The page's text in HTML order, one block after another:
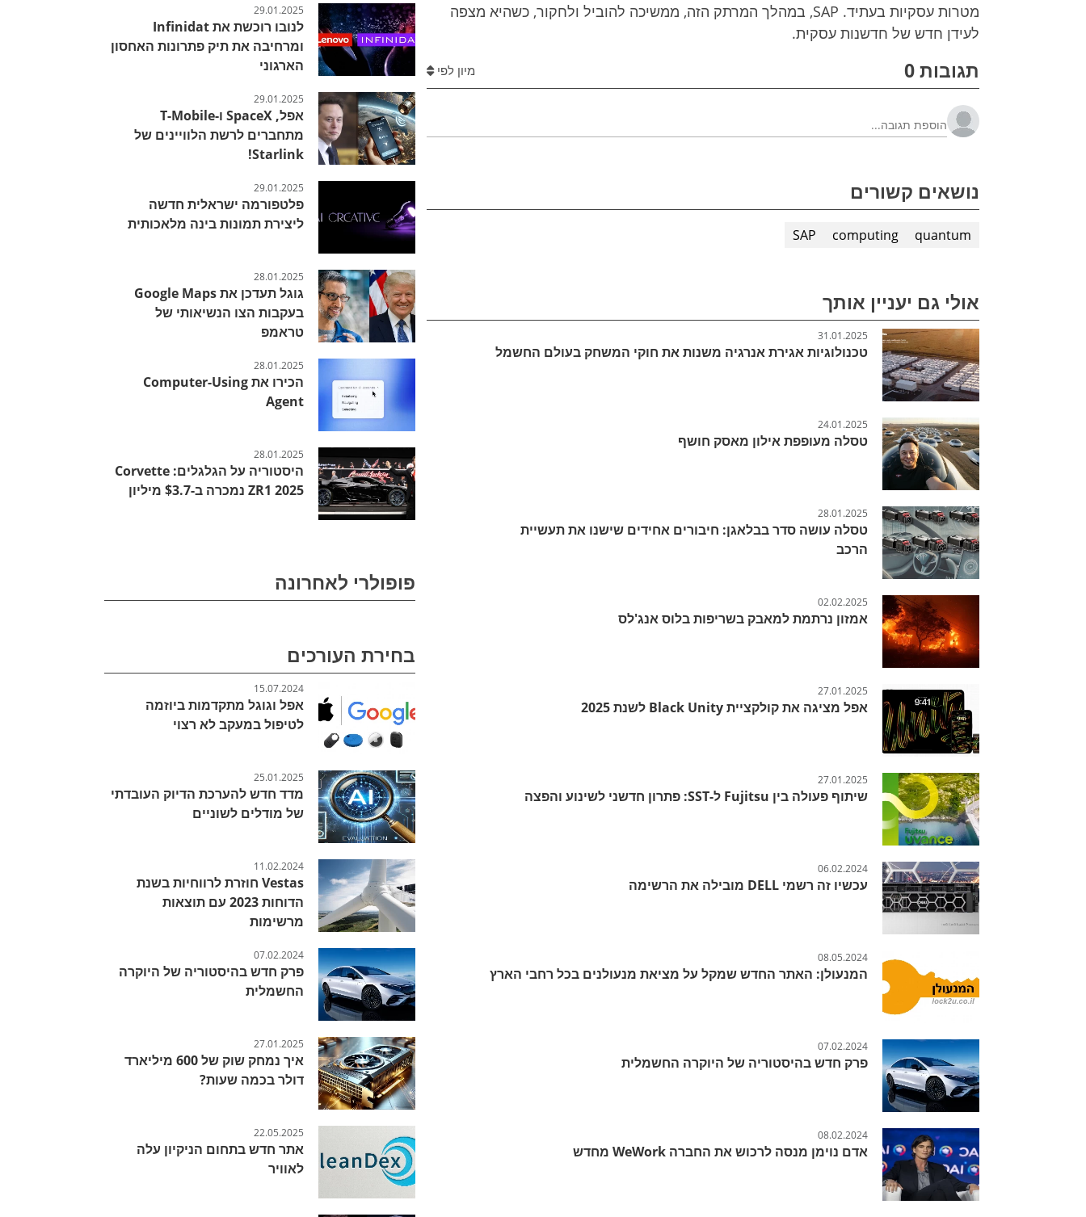
מטרות עסקיות בעתיד. SAP, במהלך המרתק הזה, ממשיכה להוביל ולחקור, כשהיא מצפה
לעידן חדש של חדשנות עסקית.
תגובות 0 מיון לפי
נושאים קשורים
quantum
computing
SAP
אולי גם יעניין אותך
31.01.2025
טכנולוגיות אגירת אנרגיה משנות את חוקי המשחק בעולם החשמל
24.01.2025
טסלה מעופפת אילון מאסק חושף
28.01.2025
טסלה עושה סדר בבלאגן: חיבורים אחידים שישנו את תעשיית
הרכב
02.02.2025
אמזון נרתמת למאבק בשריפות בלוס אנג'לס
27.01.2025
אפל מציגה את קולקציית Black Unity לשנת 2025
27.01.2025
שיתוף פעולה בין Fujitsu ל-SST: פתרון חדשני לשינוע והפצה
06.02.2024
עכשיו זה רשמי DELL מובילה את הרשימה
08.05.2024
המנעולן: האתר החדש שמקל על מציאת מנעולנים בכל רחבי הארץ
07.02.2024
פרק חדש בהיסטוריה של היוקרה החשמלית
08.02.2024
אדם נוימן מנסה לרכוש את החברה WeWork מחדש
29.01.2025
לנובו רוכשת את Infinidat
ומרחיבה את תיק פתרונות האחסון
הארגוני
29.01.2025
אפל, SpaceX ו-T-Mobile
מתחברים לרשת הלוויינים של
Starlink!
29.01.2025
פלטפורמה ישראלית חדשה
ליצירת תמונות בינה מלאכותית
28.01.2025
גוגל תעדכן את Google Maps
בעקבות הצו הנשיאותי של
טראמפ
28.01.2025
הכירו את Computer-Using
Agent
28.01.2025
היסטוריה על הגלגלים: Corvette
ZR1 2025 נמכרה ב-$3.7 מיליון
פופולרי לאחרונה
בחירת העורכים
15.07.2024
אפל וגוגל מתקדמות ביוזמה
לטיפול במעקב לא רצוי
25.01.2025
מדד חדש להערכת הדיוק העובדתי
של מודלים לשוניים
11.02.2024
Vestas חוזרת לרווחיות בשנת
הדוחות 2023 עם תוצאות
מרשימות
07.02.2024
פרק חדש בהיסטוריה של היוקרה
החשמלית
27.01.2025
איך נמחק שוק של 600 מיליארד
דולר בכמה שעות?
22.05.2025
אתר חדש בתחום הניקיון עלה
לאוויר